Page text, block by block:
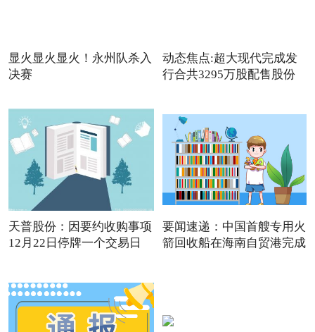
显火显火显火！永州队杀入
决赛
动态焦点:超大现代完成发
行合共3295万股配售股份
天普股份：因要约收购事项
12月22日停牌一个交易日
要闻速递：中国首艘专用火
箭回收船在海南自贸港完成